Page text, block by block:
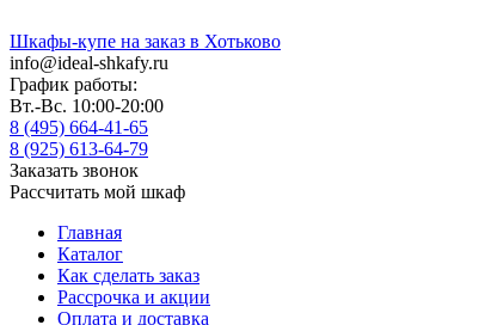
Шкафы-купе на заказ в Хотьково
info@ideal-shkafy.ru
График работы:
Вт.-Вс. 10:00-20:00
8 (495) 664-41-65
8 (925) 613-64-79
Заказать звонок
Рассчитать мой шкаф
Главная
Каталог
Как сделать заказ
Рассрочка и акции
Оплата и доставка